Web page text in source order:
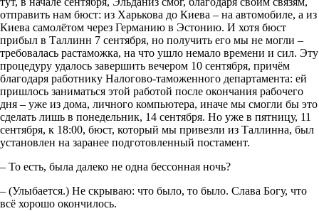
отправить нам бюст: из Харькова до Киева – на автомобиле, а из
Киева самолётом через Германию в Эстонию. И хотя бюст
прибыл в Таллинн 7 сентября, но получить его мы не могли –
требовалась растаможка, на что ушло немало времени и сил. Эту
процедуру удалось завершить вечером 10 сентября, причём
благодаря работнику Налогово-таможенного департамента: ей
пришлось заниматься этой работой после окончания рабочего
дня – уже из дома, личного компьютера, иначе мы смогли бы это
сделать лишь в понедельник, 14 сентября. Но уже в пятницу, 11
сентября, к 18:00, бюст, который мы привезли из Таллинна, был
установлен на заранее подготовленный постамент.
– То есть, была далеко не одна бессонная ночь?
– (Улыбается.) Не скрываю: что было, то было. Слава Богу, что
всё хорошо окончилось.